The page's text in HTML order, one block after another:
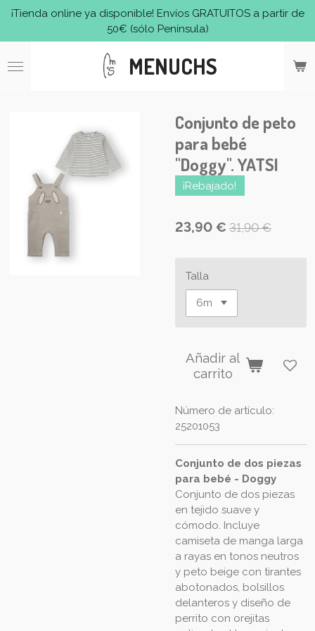
Ir
contenido
principal
MENUCHS
¡Tienda online ya disponible! Envíos GRATUITOS a partir de
50€ (sólo Península)
Conjunto de peto
para bebé
"Doggy". YATSI
¡Rebajado!
23,90 € 31,90 €
Talla
Añadir al
carrito
Número de artículo:
25201053
Conjunto de dos piezas
para bebé - Doggy
Conjunto de dos piezas
en tejido suave y
cómodo. Incluye
camiseta de manga larga
a rayas en tonos neutros
y peto beige con tirantes
abotonados, bolsillos
delanteros y diseño de
perrito con orejitas